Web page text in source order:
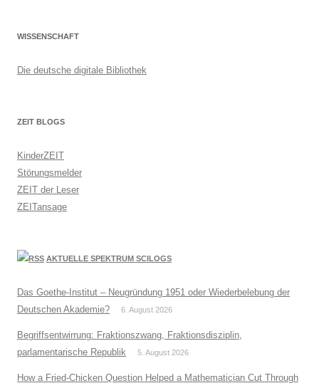
WISSENSCHAFT
Die deutsche digitale Bibliothek
ZEIT BLOGS
KinderZEIT
Störungsmelder
ZEIT der Leser
ZEITansage
AKTUELLE SPEKTRUM SCILOGS
Das Goethe-Institut – Neugründung 1951 oder Wiederbelebung der
Deutschen Akademie?
6. August 2026
Begriffsentwirrung: Fraktionszwang, Fraktionsdisziplin,
parlamentarische Republik
5. August 2026
How a Fried-Chicken Question Helped a Mathematician Cut Through